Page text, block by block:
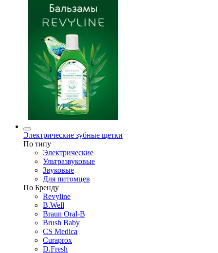
Электрические зубные щетки
По типу
Электрические
Ультразвуковые
Звуковые
Для питомцев
По Бренду
Revyline
B.Well
Braun Oral-B
Brush Baby
CS Medica
Curaprox
D.Fresh